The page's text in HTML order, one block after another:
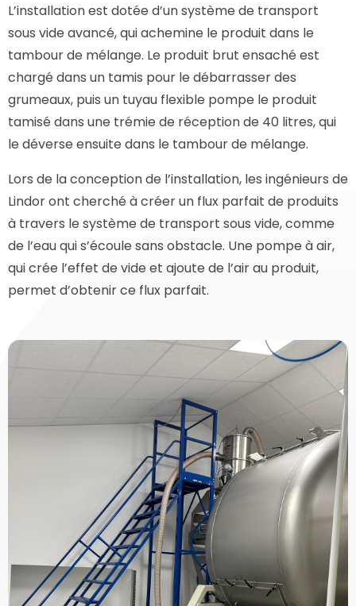
L’installation est dotée d’un système de transport
sous vide avancé, qui achemine le produit dans le
tambour de mélange. Le produit brut ensaché est
chargé dans un tamis pour le débarrasser des
grumeaux, puis un tuyau flexible pompe le produit
tamisé dans une trémie de réception de 40 litres, qui
le déverse ensuite dans le tambour de mélange.
Lors de la conception de l’installation, les ingénieurs de
Lindor ont cherché à créer un flux parfait de produits
à travers le système de transport sous vide, comme
de l’eau qui s’écoule sans obstacle. Une pompe à air,
qui crée l’effet de vide et ajoute de l’air au produit,
permet d’obtenir ce flux parfait.